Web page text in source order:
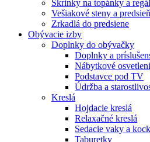
Skrinky na topánky a
Vešiakové steny a
Zrkadlá do predsiene
Obývacie izby
Doplnky do obývačky
Doplnky a
Nábytkové
Podstavce pod TV
Údržba a
Kreslá
Hojdacie kreslá
Relaxačné kreslá
Sedacie vaky a
Taburetky